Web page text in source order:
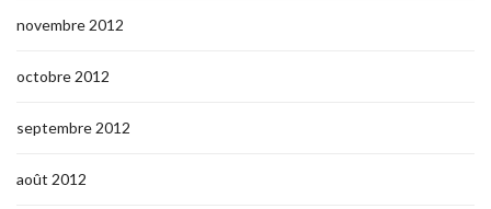
novembre 2012
octobre 2012
septembre 2012
août 2012